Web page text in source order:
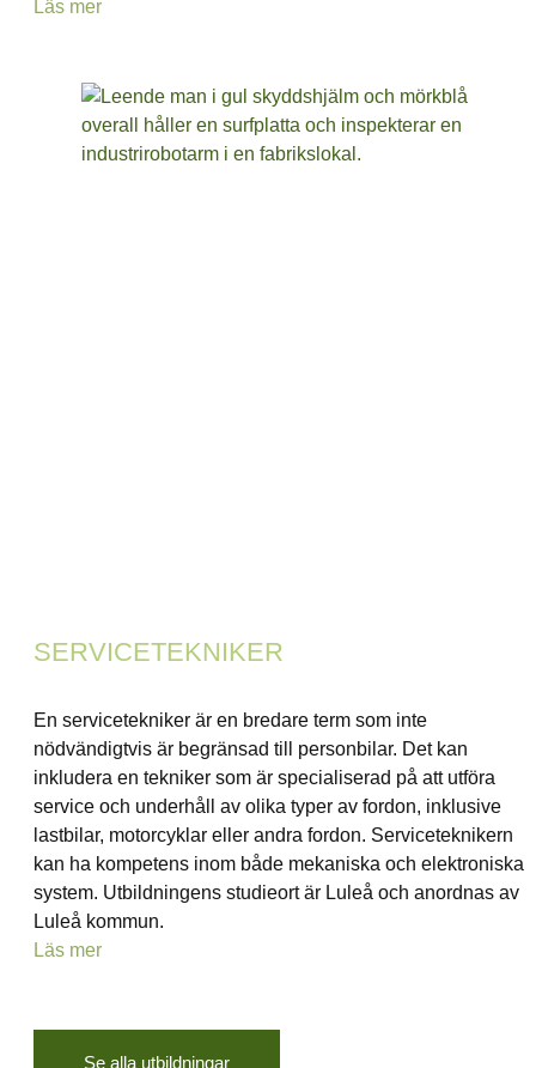
Läs mer
SERVICETEKNIKER
En servicetekniker är en bredare term som inte
nödvändigtvis är begränsad till personbilar. Det kan
inkludera en tekniker som är specialiserad på att utföra
service och underhåll av olika typer av fordon, inklusive
lastbilar, motorcyklar eller andra fordon. Serviceteknikern
kan ha kompetens inom både mekaniska och elektroniska
system. Utbildningens studieort är Luleå och anordnas av
Luleå kommun.
Läs mer
Se alla utbildningar